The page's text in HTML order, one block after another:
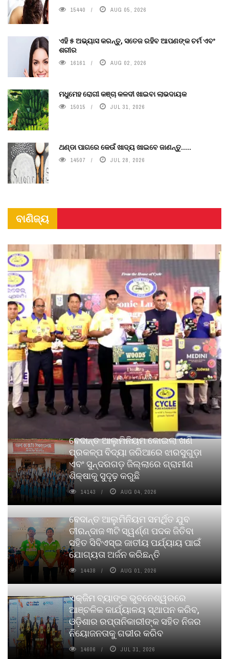
15440 AUG 05, 2026
ଏହି ୫ ଅଭ୍ୟାସ କରନ୍ତୁ, ସତେଜ ରହିବ ଆପଣଙ୍କ ଚର୍ମ ଏବଂ
ଶରୀର
16161 AUG 02, 2026
ମଧୁମେହ ରୋଗୀ କଞ୍ଚା କଳଦୀ ଖାଇବା ଲାଭଦାୟକ
15015 JUL 31, 2026
ଥଣ୍ଡା ପାଗରେ କେଉଁ ଖାଦ୍ୟ ଖାଇବେ ଜାଣନ୍ତୁ.....
14507 JUL 28, 2026
ବାଣିଜ୍ୟ
ବେଦାନ୍ତ ଆଲୁମିନିୟମ କୋଇଲା ଖଣି
ପ୍ରକଳ୍ପ ବିଦ୍ୟା ଜରିଆରେ ଝାରସୁଗୁଡ଼ା
ଏବଂ ସୁନ୍ଦରଗଡ଼ ଜିଲ୍ଲାରେ ଗ୍ରାମୀଣ
ଶିକ୍ଷାକୁ ସୁଦୃଢ଼ କରୁଛି
14143 AUG 04, 2026
ବେଦାନ୍ତ ଆଲୁମିନିୟମ ସମର୍ଥିତ ଯୁବ
ତୀରନ୍ଦାଜ ୩ଟି ସ୍ୱର୍ଣ୍ଣ ପଦକ ଜିତିବା
ସହିତ ସିବିଏସ୍ଇ ଜାତୀୟ ପର୍ଯ୍ୟାୟ ପାଇଁ
ଯୋଗ୍ୟତା ଅର୍ଜନ କରିଛନ୍ତି
14438 AUG 01, 2026
ଏକ୍ଜିମ ବ୍ୟାଙ୍କ ଭୁବନେଶ୍ୱରରେ
ଆଞ୍ଚଳିକ କାର୍ଯ୍ୟାଳୟ ସ୍ଥାପନ କରିବ,
ଓଡ଼ିଶାର ରପ୍ତାନିକାରୀଙ୍କ ସହିତ ନିଜର
ନିୟୋଜନତାକୁ ଗଭୀର କରିବ
14606 JUL 31, 2026